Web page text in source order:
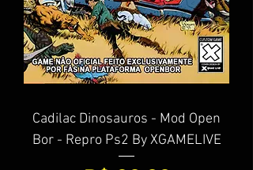
Cadilac Dinosauros - Mod Open
Bor - Repro Ps2 By XGAMELIVE